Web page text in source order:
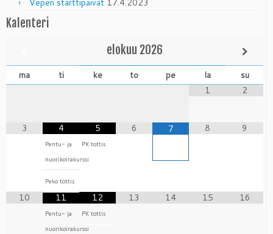
Vepen starttipäivät 17.4.2023
Kalenteri
elokuu 2026
ma ti ke to pe la
su
1
2
3 4
Pentu- ja
nuorikoirakurssi
Peko tottis
5
PK tottis
6 7 8 9
10 11
Pentu- ja
nuorikoirakurssi
12
PK tottis
13 14 15 16